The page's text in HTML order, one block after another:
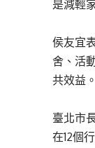
是減輕
侯友宜
舍、活
共效益。
臺北市
在12個